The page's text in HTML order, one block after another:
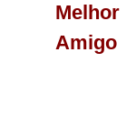
Melhor
Amigo